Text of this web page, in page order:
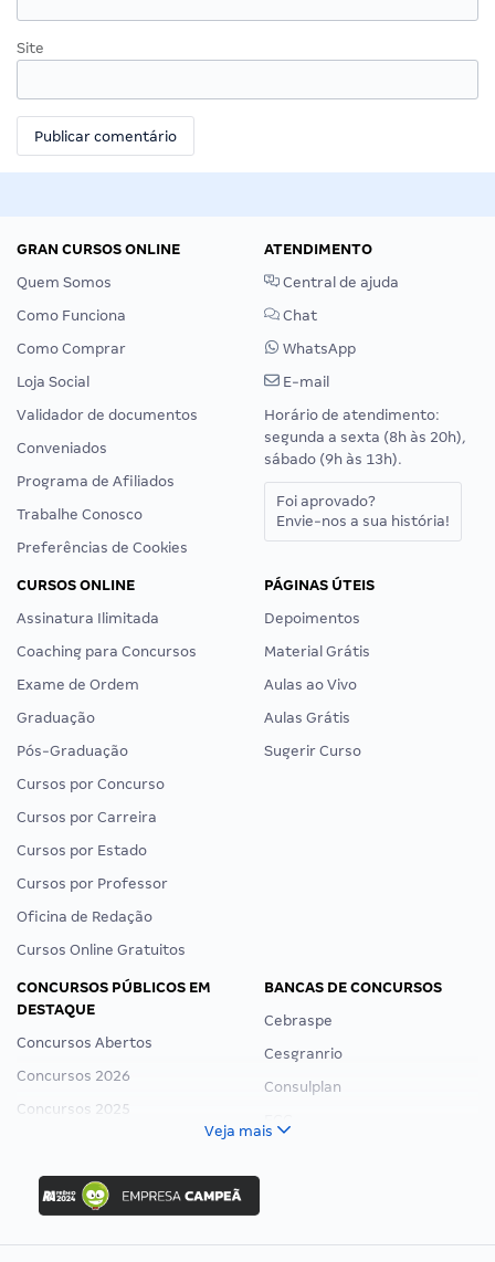
Site
GRAN CURSOS ONLINE
Quem Somos
Como Funciona
Como Comprar
Loja Social
Validador de documentos
Conveniados
Programa de Afiliados
Trabalhe Conosco
Preferências de Cookies
ATENDIMENTO
Central de ajuda
Chat
WhatsApp
E-mail
Horário de atendimento:
segunda a sexta (8h às 20h),
sábado (9h às 13h).
Foi aprovado?
Envie-nos a sua história!
CURSOS ONLINE
Assinatura Ilimitada
Coaching para Concursos
Exame de Ordem
Graduação
Pós-Graduação
Cursos por Concurso
Cursos por Carreira
Cursos por Estado
Cursos por Professor
Oficina de Redação
Cursos Online Gratuitos
PÁGINAS ÚTEIS
Depoimentos
Material Grátis
Aulas ao Vivo
Aulas Grátis
Sugerir Curso
CONCURSOS PÚBLICOS EM
DESTAQUE
Concursos Abertos
Concursos 2026
Concursos 2025
Concurso Nacional Unificado
Concurso Ibama
Concurso MPU
Editais publicados
BANCAS DE CONCURSOS
Cebraspe
Cesgranrio
Consulplan
Veja mais